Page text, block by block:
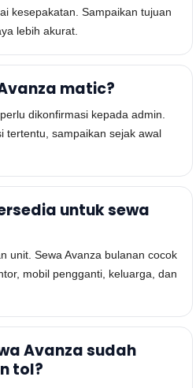
kesepakatan. Sampaikan tujuan
lebih akurat.
matic?
dikonfirmasi kepada admin.
tertentu, sampaikan sejak awal
untuk sewa
unit. Sewa Avanza bulanan cocok
mobil pengganti, keluarga, dan
Avanza sudah
tol?